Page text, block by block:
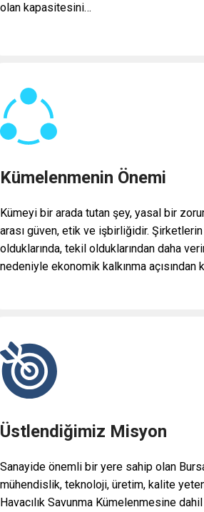
olan kapasitesini…
Kümelenmenin Önemi
Kümeyi bir arada tutan şey, yasal bir
arası güven, etik ve işbirliğidir.
olduklarında, tekil olduklarından daha
nedeniyle ekonomik kalkınma açısından
Üstlendiğimiz Misyon
Sanayide önemli bir yere sahip olan
mühendislik, teknoloji, üretim, kalite
Havacılık Savunma Kümelenmesine